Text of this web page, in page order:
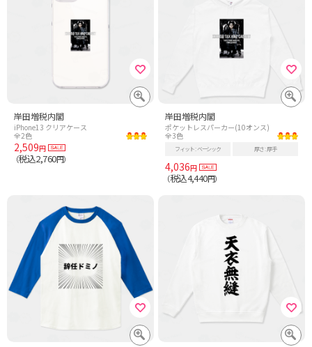
岸田増税内閣
iPhone13 クリアケース
全2色
2,509円
（税込2,760円）
岸田増税内閣
ポケットレスパーカー(10オンス)
全3色
フィット ベーシック 厚さ 厚手
4,036円
（税込4,440円）